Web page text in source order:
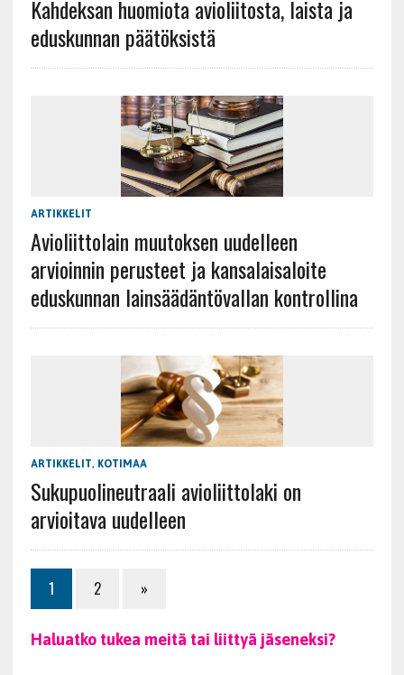
Kahdeksan huomiota avioliitosta, laista ja
eduskunnan päätöksistä
ARTIKKELIT
Avioliittolain muutoksen uudelleen
arvioinnin perusteet ja kansalaisaloite
eduskunnan lainsäädäntövallan kontrollina
ARTIKKELIT, KOTIMAA
Sukupuolineutraali avioliittolaki on
arvioitava uudelleen
1 2 »
Haluatko tukea meitä tai liittyä jäseneksi?